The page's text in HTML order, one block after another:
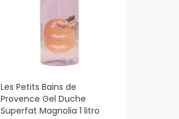
Les Petits Bains de
Provence Gel Duche
Superfat Magnolia 1 litro